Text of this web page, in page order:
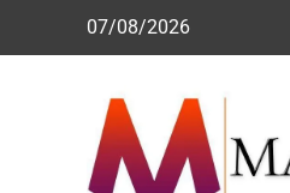
07/08/2026